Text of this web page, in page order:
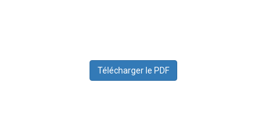
Télécharger le PDF